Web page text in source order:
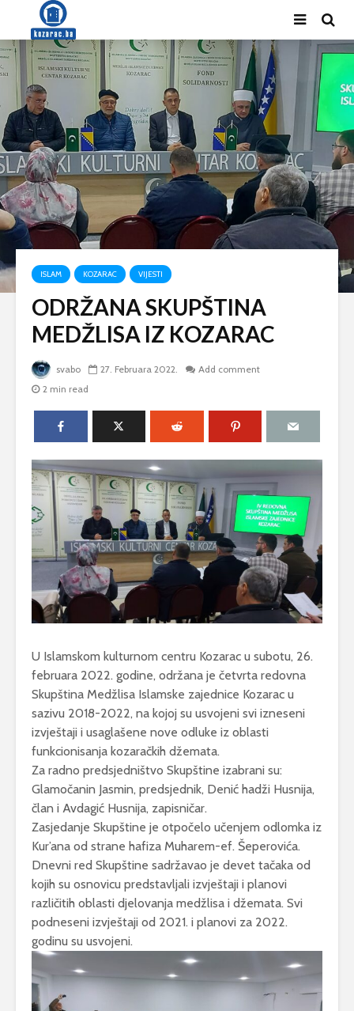
ISLAM KOZARAC VIJESTI
ODRŽANA SKUPŠTINA
MEDŽLISA IZ KOZARAC
svabo 27. Februara 2022.
Add comment
2 min read
U Islamskom kulturnom centru Kozarac u subotu, 26.
februara 2022. godine, održana je četvrta redovna
Skupština Medžlisa Islamske zajednice Kozarac u
sazivu 2018-2022, na kojoj su usvojeni svi izneseni
izvještaji i usaglašene nove odluke iz oblasti
funkcionisanja kozaračkih džemata.
Za radno predsjedništvo Skupštine izabrani su:
Glamočanin Jasmin, predsjednik, Denić hadži Husnija,
član i Avdagić Husnija, zapisničar.
Zasjedanje Skupštine je otpočelo učenjem odlomka iz
Kur’ana od strane hafiza Muharem-ef. Šeperovića.
Dnevni red Skupštine sadržavao je devet tačaka od
kojih su osnovicu predstavljali izvještaji i planovi
različitih oblasti djelovanja medžlisa i džemata. Svi
podneseni izvještaji od 2021. i planovi za 2022.
godinu su usvojeni.